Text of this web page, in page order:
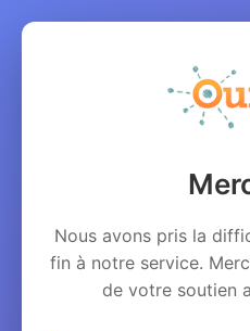
Nous avons pris la
fin à notre service.
de votre soutien